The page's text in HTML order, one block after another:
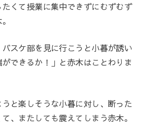
くて授業に集中できずにむずむず
スケ部を見に行こうと小暮が誘い
できるか！」と赤木はことわりま
と楽しそうな小暮に対し、断った
、またしても震えてしまう赤木。